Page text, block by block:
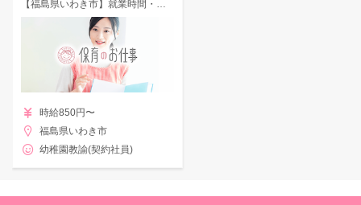
【福島県いわき市】就業時間・日数相談OK♪人気の幼稚園教諭補助のお仕事☆
時給850円〜
福島県いわき市
幼稚園教諭(契約社員)